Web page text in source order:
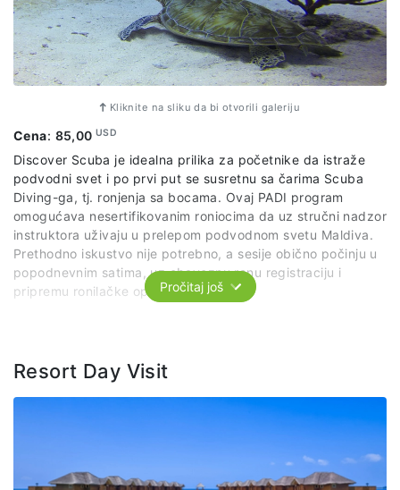
Kliknite na sliku da bi otvorili galeriju
Cena: 85,00USD
Discover Scuba je idealna prilika za početnike da istraže
podvodni svet i po prvi put se susretnu sa čarima Scuba
Diving-ga, tj. ronjenja sa bocama. Ovaj PADI program
omogućava nesertifikovanim roniocima da uz stručni nadzor
instruktora uživaju u prelepom podvodnom svetu Maldiva.
Prethodno iskustvo nije potrebno, a sesije obično počinju u
popodnevnim satima, uz obaveznu ranu registraciju i
pripremu ronilačke opreme.
minuta na dubini od 5-8 m na obližnjem grebenu uz
pratnju stručnih lica , uz pogled na fascinantan podvodni
živo Maldiva, boca, maska, peraja, organizovani prevoz
Pročitaj još
Resort Day Visit